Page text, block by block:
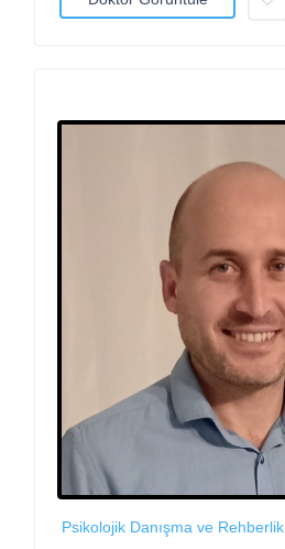
Psikolojik Danışma ve Rehberlik